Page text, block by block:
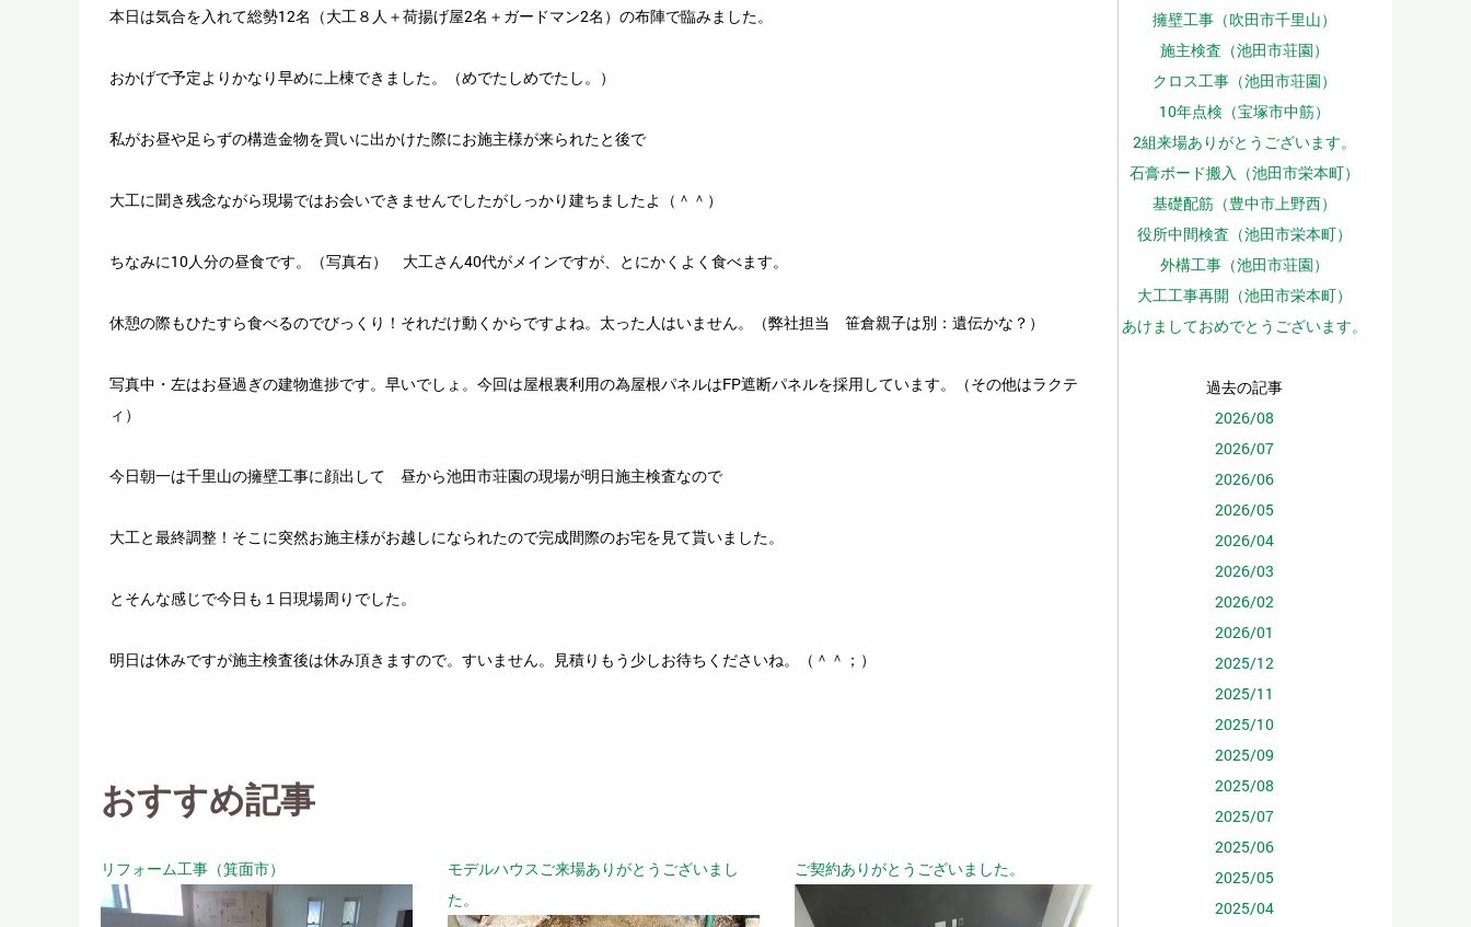
本日は気合を入れて総勢12名（大工８人＋荷揚げ屋2名＋ガードマン2名）の布陣で臨みました。
おかげで予定よりかなり早めに上棟できました。（めでたしめでたし。）
私がお昼や足らずの構造金物を買いに出かけた際にお施主様が来られたと後で
大工に聞き残念ながら現場ではお会いできませんでしたがしっかり建ちましたよ（＾＾）
ちなみに10人分の昼食です。（写真右） 大工さん40代がメインですが、とにかくよく食べます。
休憩の際もひたすら食べるのでびっくり！それだけ動くからですよね。太った人はいません。（弊社担当 笹倉親子は別：遺伝かな？）
写真中・左はお昼過ぎの建物進捗です。早いでしょ。今回は屋根裏利用の為屋根パネルはFP遮断パネルを採用しています。（その他はラクテ
ィ）
今日朝一は千里山の擁壁工事に顔出して 昼から池田市荘園の現場が明日施主検査なので
大工と最終調整！そこに突然お施主様がお越しになられたので完成間際のお宅を見て貰いました。
とそんな感じで今日も１日現場周りでした。
明日は休みですが施主検査後は休み頂きますので。すいません。見積りもう少しお待ちくださいね。（＾＾；）
おすすめ記事
リフォーム工事（箕面市）
モデルハウスご来場ありがとうございまし
た。
ご契約ありがとうございました。
擁壁工事（吹田市千里山）
施主検査（池田市荘園）
クロス工事（池田市荘園）
10年点検（宝塚市中筋）
2組来場ありがとうございます。
石膏ボード搬入（池田市栄本町）
基礎配筋（豊中市上野西）
役所中間検査（池田市栄本町）
外構工事（池田市荘園）
大工工事再開（池田市栄本町）
あけましておめでとうございます。
過去の記事
2026/08
2026/07
2026/06
2026/05
2026/04
2026/03
2026/02
2026/01
2025/12
2025/11
2025/10
2025/09
2025/08
2025/07
2025/06
2025/05
2025/04